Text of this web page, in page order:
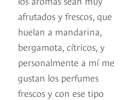
afrutados y frescos, que
huelan a mandarina,
bergamota, cítricos, y
personalmente a mí me
gustan los perfumes
frescos y con ese tipo